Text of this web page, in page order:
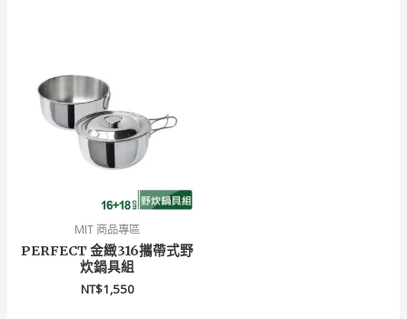
MIT 商品專區
PERFECT 金緻316攜帶式野
炊鍋具組
NT$1,550